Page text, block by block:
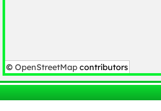
© OpenStreetMap contributors